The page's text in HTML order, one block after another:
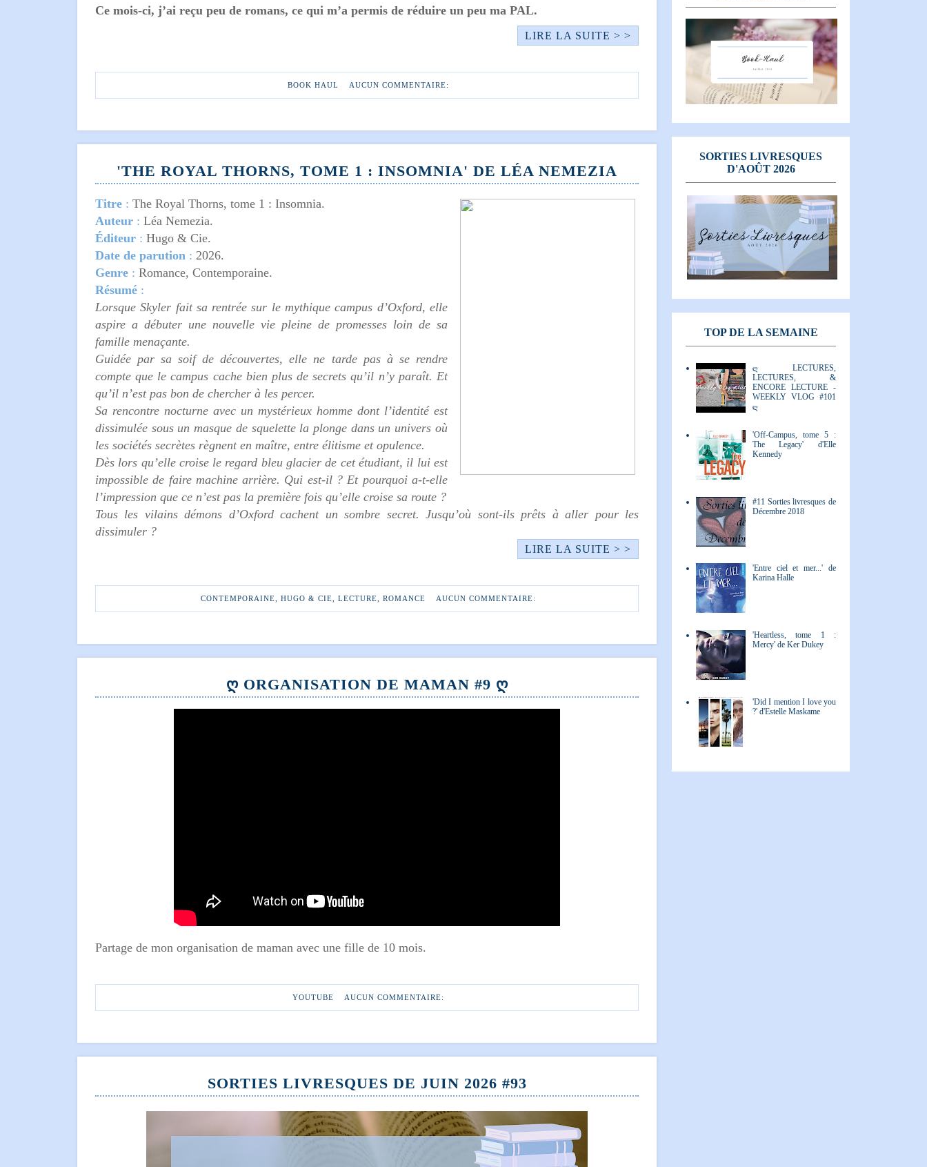
Ce mois-ci, j’ai reçu peu de romans, ce qui m’a permis de réduire un peu ma PAL.
LIRE LA SUITE > >
BOOK HAUL AUCUN COMMENTAIRE:
'THE ROYAL THORNS, TOME 1 : INSOMNIA' DE LÉA NEMEZIA
Titre : The Royal Thorns, tome 1 : Insomnia.
Auteur : Léa Nemezia.
Éditeur : Hugo & Cie.
Date de parution : 2026.
Genre : Romance, Contemporaine.
Résumé :
Lorsque Skyler fait sa rentrée sur le mythique campus d’Oxford, elle
aspire a débuter une nouvelle vie pleine de promesses loin de sa
famille menaçante.
Guidée par sa soif de découvertes, elle ne tarde pas à se rendre
compte que le campus cache bien plus de secrets qu’il n’y paraît. Et
qu’il n’est pas bon de chercher à les percer.
Sa rencontre nocturne avec un mystérieux homme dont l’identité est
dissimulée sous un masque de squelette la plonge dans un univers où
les sociétés secrètes règnent en maître, entre élitisme et opulence.
Dès lors qu’elle croise le regard bleu glacier de cet étudiant, il lui est
impossible de faire machine arrière. Qui est-il ? Et pourquoi a-t-elle
l’impression que ce n’est pas la première fois qu’elle croise sa route ?
Tous les vilains démons d’Oxford cachent un sombre secret. Jusqu’où sont-ils prêts à aller pour les
dissimuler ?
LIRE LA SUITE > >
CONTEMPORAINE ,HUGO & CIE ,LECTURE ,ROMANCE AUCUN COMMENTAIRE:
Ღ ORGANISATION DE MAMAN #9 Ღ
Partage de mon organisation de maman avec une fille de 10 mois.
YOUTUBE AUCUN COMMENTAIRE:
SORTIES LIVRESQUES DE JUIN 2026 #93
SORTIES LIVRESQUES
D'AOÛT 2026
TOP DE LA SEMAINE
ღ LECTURES,
LECTURES, &
ENCORE LECTURE -
WEEKLY VLOG #101
ღ
'Off-Campus, tome 5 :
The Legacy' d'Elle
Kennedy
#11 Sorties livresques de
Décembre 2018
'Entre ciel et mer...' de
Karina Halle
'Heartless, tome 1 :
Mercy' de Ker Dukey
'Did I mention I love you
?' d'Estelle Maskame